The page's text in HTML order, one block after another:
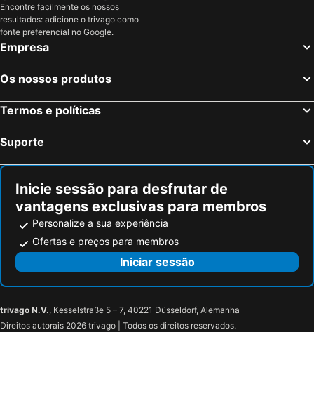
Perth, Escócia Hotéis
Kinlochleven, Escócia Hotéis
Manchester, Inglaterra Hotéis
Hounslow, Inglaterra Hotéis
Birmingham, Inglaterra Hotéis
Encontre facilmente os nossos
resultados: adicione o trivago como
fonte preferencial no Google.
Empresa
Os nossos produtos
Termos e políticas
Suporte
Inicie sessão para desfrutar de
vantagens exclusivas para membros
Personalize a sua experiência
Ofertas e preços para membros
Iniciar sessão
trivago N.V., Kesselstraße 5 – 7, 40221 Düsseldorf, Alemanha
Direitos autorais 2026 trivago | Todos os direitos reservados.